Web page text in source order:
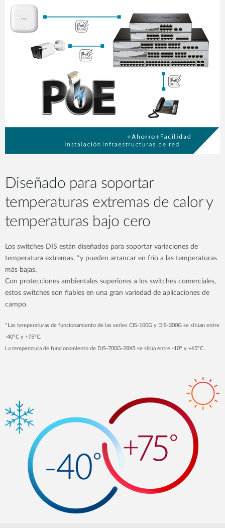
Diseñado para soportar
temperaturas extremas de calor y
temperaturas bajo cero
Los switches DIS están diseñados para soportar variaciones de
temperatura extremas, *y pueden arrancar en frío a las temperaturas
más bajas.
Con protecciones ambientales superiores a los switches comerciales,
estos switches son fiables en una gran variedad de aplicaciones de
campo.
*Las temperaturas de funcionamiento de las series CIS-100G y DIS-300G se sitúan entre
-40°C y +75°C.
La temperatura de funcionamiento de DIS-700G-28XS se sitúa entre -10° y +65°C.